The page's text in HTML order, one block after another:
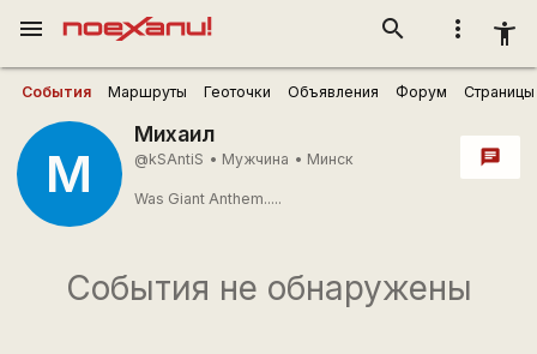
more_vert accessibility_new
search
menu
События Маршруты Геоточки Объявления Форум Страницы
М
Михаил
@kSAntiS • Мужчина • Минск
Was Giant Anthem.....
chat
События не обнаружены